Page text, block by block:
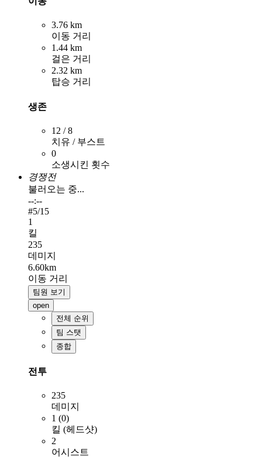
3.76 km
이동 거리
1.44 km
걸은 거리
2.32 km
탑승 거리
생존
12 / 8
치유 / 부스트
0
소생시킨 횟수
경쟁전
불러오는 중...
--:--
#5/15
1
킬
235
데미지
6.60km
이동 거리
팀원 보기
open
전체 순위
팀 스탯
종합
전투
235
데미지
1 (0)
킬 (헤드샷)
2
어시스트